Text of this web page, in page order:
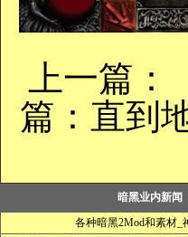
上一篇：
篇： 直到
暗黑业内新闻
各种暗黑2Mod和素材_